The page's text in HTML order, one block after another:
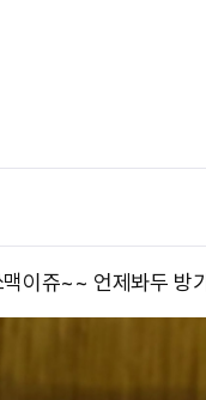
이쥬~~ 언제봐두 방